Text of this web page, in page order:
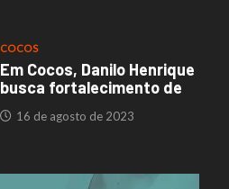
COCOS
Em Cocos, Danilo Henrique
busca fortalecimento de
16 de agosto de 2023